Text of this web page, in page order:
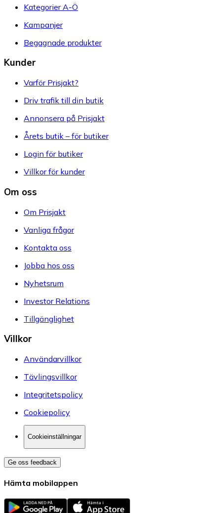
Kategorier A-Ö
Kampanjer
Begagnade produkter
Kunder
Varför Prisjakt?
Driv trafik till din butik
Annonsera på Prisjakt
Årets butik – för butiker
Login för butiker
Villkor för kunder
Om oss
Om Prisjakt
Vanliga frågor
Kontakta oss
Jobba hos oss
Nyhetsrum
Investor Relations
Tillgänglighet
Villkor
Användarvillkor
Tävlingsvillkor
Integritetspolicy
Cookiepolicy
Cookieinställningar
Ge oss feedback
Hämta mobilappen